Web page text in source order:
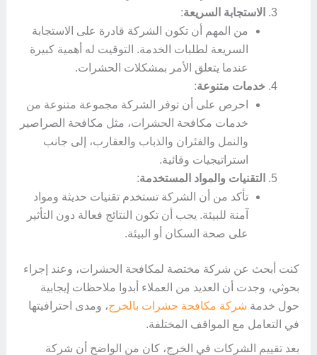
الاستجابة السريعة:
من المهم أن تكون الشركة قادرة على الاستجابة
السريعة لطلبات الخدمة. التوقيت له أهمية كبيرة
عندما يتعلق الأمر بمشكلات الحشرات.
خدمات متنوعة:
احرص على أن توفر الشركة مجموعة متنوعة من
خدمات مكافحة الحشرات، مثل مكافحة الصراصير
والنمل والفئران والذباب والعقارب، إلى جانب
استراتيجيات وقائية.
التقنيات والمواد المستخدمة:
تأكد من أن الشركة تستخدم تقنيات حديثة ومواد
آمنة للبيئة. يجب أن تكون النتائج فعالة دون التأثير
على صحة السكان أو البيئة.
كنت أبحث عن شركة مختصة لمكافحة الحشرات، وعند إجراء
بحوثي، وجدت أن العديد من العملاء أبدوا ملاحظات إيجابية
حول خدمة شركة مكافحة حشرات بالخرج، ومدى احترافيتها
في التعامل مع المواقف المختلفة.
بعد تقييم الشركات في الخرج، كان من الواضح أن شركة